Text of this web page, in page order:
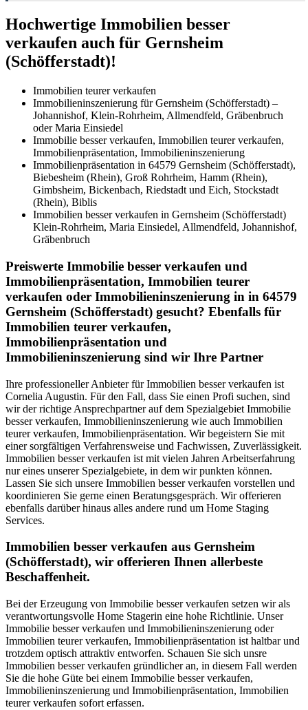
Hochwertige Immobilien besser
verkaufen auch für Gernsheim
(Schöfferstadt)!
Immobilien teurer verkaufen
Immobilieninszenierung für Gernsheim (Schöfferstadt) –
Johannishof, Klein-Rohrheim, Allmendfeld, Gräbenbruch
oder Maria Einsiedel
Immobilie besser verkaufen, Immobilien teurer verkaufen,
Immobilienpräsentation, Immobilieninszenierung
Immobilienpräsentation in 64579 Gernsheim (Schöfferstadt),
Biebesheim (Rhein), Groß Rohrheim, Hamm (Rhein),
Gimbsheim, Bickenbach, Riedstadt und Eich, Stockstadt
(Rhein), Biblis
Immobilien besser verkaufen in Gernsheim (Schöfferstadt)
Klein-Rohrheim, Maria Einsiedel, Allmendfeld, Johannishof,
Gräbenbruch
Preiswerte Immobilie besser verkaufen und
Immobilienpräsentation, Immobilien teurer
verkaufen oder Immobilieninszenierung in in 64579
Gernsheim (Schöfferstadt) gesucht? Ebenfalls für
Immobilien teurer verkaufen,
Immobilienpräsentation und
Immobilieninszenierung sind wir Ihre Partner
Ihre professioneller Anbieter für Immobilien besser verkaufen ist
Cornelia Augustin. Für den Fall, dass Sie einen Profi suchen, sind
wir der richtige Ansprechpartner auf dem Spezialgebiet Immobilie
besser verkaufen, Immobilieninszenierung wie auch Immobilien
teurer verkaufen, Immobilienpräsentation. Wir begeistern Sie mit
einer sorgfältigen Verfahrensweise und Fachwissen, Zuverlässigkeit.
Immobilien besser verkaufen ist mit vielen Jahren Arbeitserfahrung
nur eines unserer Spezialgebiete, in dem wir punkten können.
Lassen Sie sich unsere Immobilien besser verkaufen vorstellen und
koordinieren Sie gerne einen Beratungsgespräch. Wir offerieren
ebenfalls darüber hinaus alles andere rund um Home Staging
Services.
Immobilien besser verkaufen aus Gernsheim
(Schöfferstadt), wir offerieren Ihnen allerbeste
Beschaffenheit.
Bei der Erzeugung von Immobilie besser verkaufen setzen wir als
verantwortungsvolle Home Stagerin eine hohe Richtlinie. Unser
Immobilie besser verkaufen und Immobilieninszenierung oder
Immobilien teurer verkaufen, Immobilienpräsentation ist haltbar und
trotzdem optisch attraktiv entworfen. Schauen Sie sich unsre
Immobilien besser verkaufen gründlicher an, in diesem Fall werden
Sie die hohe Güte bei einem Immobilie besser verkaufen,
Immobilieninszenierung und Immobilienpräsentation, Immobilien
teurer verkaufen sofort erfassen.